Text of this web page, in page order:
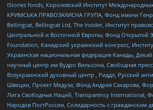
IStories fonds, Королевский Институт
КРИМСЬКА ПРАВОЗАХИСНА ГРУПА, Фонд имени
Bellingcat, Bellingcat Ltd, The Insider, Институт
Центральной и Восточной Европы, Фонд Открытой
Foundation, Канадский украинский конгресс,
Украинская национальная федерация Канады,
научный центр им Вудро Вильсона, Свободная
Всеукраинский духовный центр , Риддл, Русский
Швеции, Проект Медуза, Фонд Андрея Сахарова,
Лига Свободных Наций, Transparеncy International,
Народов ПостРоссии, Солидарность с гражданским